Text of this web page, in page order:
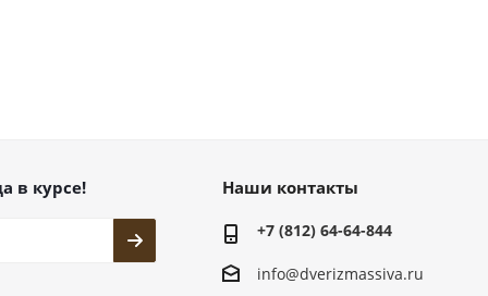
в курсе! Наши контакты
+7 (812) 64-64-844
info@dverizmassiva.ru